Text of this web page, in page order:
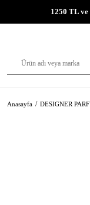
1250 TL
Anasayfa DESIGNER